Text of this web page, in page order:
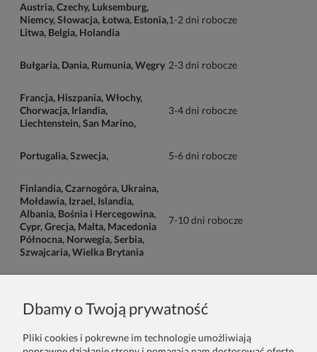
Austria, Czechy, Luksemburg,
Niemcy, Słowacja, Łotwa, Estonia,
Litwa, Belgia, Holandia
1-2 dni robocze
Bułgaria, Dania, Rumunia, Węgry 2-3 dni robocze
Francja, Hiszpania, Włochy,
Chorwacja, Irlandia,
Liechtenstein, San Marino,
3-4 dni robocze
Portugalia, Szwecja, 5-6 dni robocze
Finlandia, Czarnogóra, Ukraina,
Mołdawia, Izrael, Islandia,
Albania, Bośnia i Hercegowina,
Cypr, Grecja, Malta, Macedonia
Północna, Norwegia, Serbia,
Szwajcaria, Wielka Brytania
7-10 dni robocze
W przypadku jakichkolwiek pytań, lub wątpliwości prosimy o
Dbamy o Twoją prywatność
Pliki cookies i pokrewne im technologie umożliwiają